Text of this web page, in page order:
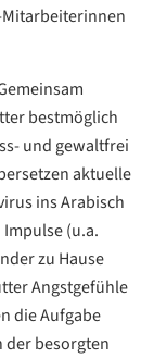
Mitarbeiterinnen
bestmöglich
und gewaltfrei
aktuelle
ins Arabisch
(u.a.
zu Hause
Angstgefühle
die Aufgabe
der besorgten
Google